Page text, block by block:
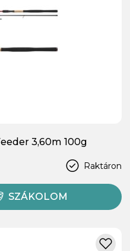
3,60m 100g
Raktáron
SZÁKOLOM